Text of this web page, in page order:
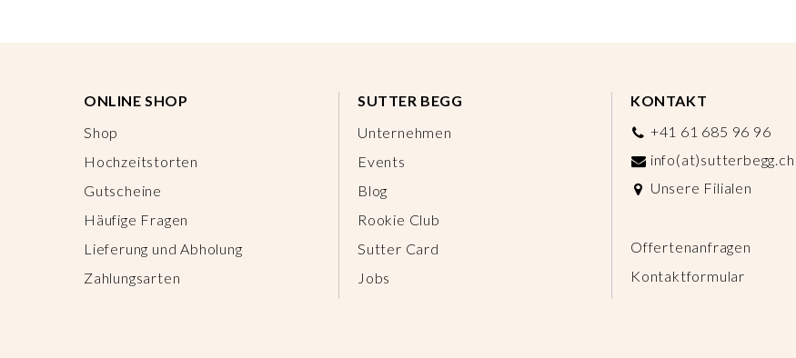
ONLINE SHOP
Shop
Hochzeitstorten
Gutscheine
Häufige Fragen
Lieferung und Abholung
Zahlungsarten
SUTTER BEGG
Unternehmen
Events
Blog
Rookie Club
Sutter Card
Jobs
KONTAKT
+41 61 685 96 96
info(at)sutterbegg.ch
Unsere Filialen
Offertenanfragen
Kontaktformular